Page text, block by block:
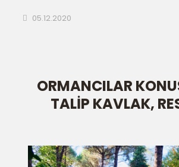
05.12.2020
ORMANCILAR
TALİP KAVLAK,